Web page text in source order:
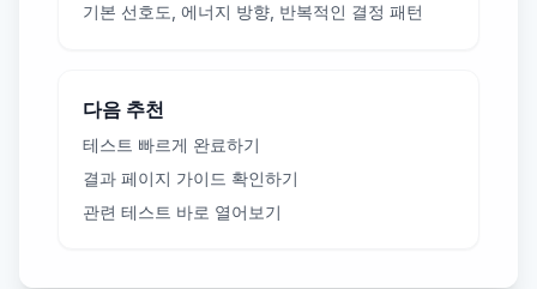
기본 선호도, 에너지 방향, 반복적인 결정 패턴
다음 추천
테스트 빠르게 완료하기
결과 페이지 가이드 확인하기
관련 테스트 바로 열어보기